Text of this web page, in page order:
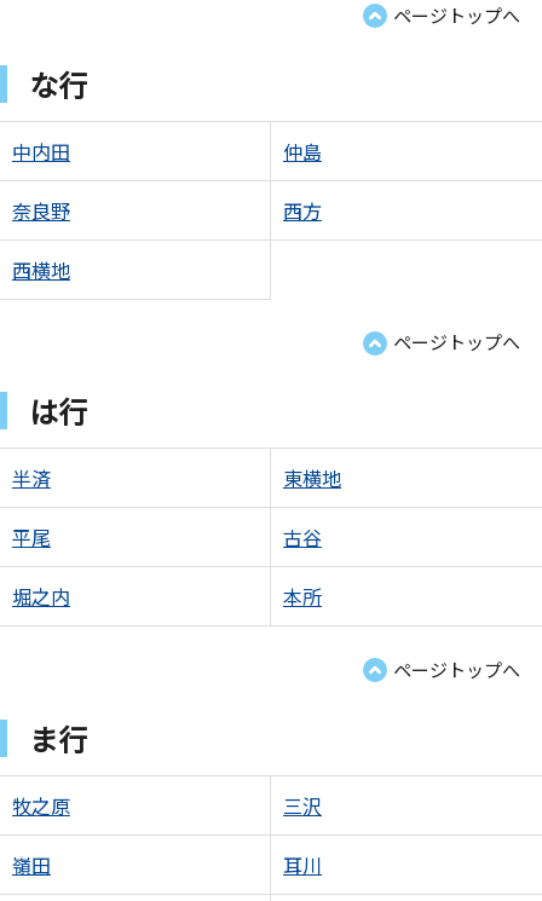
ページトップへ
な行
中内田 仲島
奈良野 西方
西横地
ページトップへ
は行
半済 東横地
平尾 古谷
堀之内 本所
ページトップへ
ま行
牧之原 三沢
嶺田 耳川